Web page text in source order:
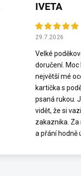
IVETA
29.7.2026
Velké
doručení. Moc
největší mé
kartička s
psaná rukou.
vidět, že si
zakaznika. Za
a přání hodně